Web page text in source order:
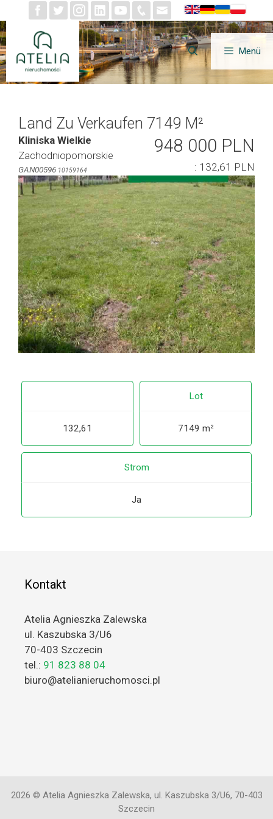
Inhalt
springen
Menü
Land Zu Verkaufen 7149 M²
Kliniska Wielkie
Zachodniopomorskie
GAN00596 10159164
948 000 PLN
: 132,61 PLN
132,61
Lot
7149 m²
Strom
Ja
Kontakt
Atelia Agnieszka Zalewska
ul. Kaszubska 3/U6
70-403 Szczecin
tel.: 91 823 88 04
biuro@atelianieruchomosci.pl
2026 © Atelia Agnieszka Zalewska, ul. Kaszubska 3/U6, 70-403
Szczecin